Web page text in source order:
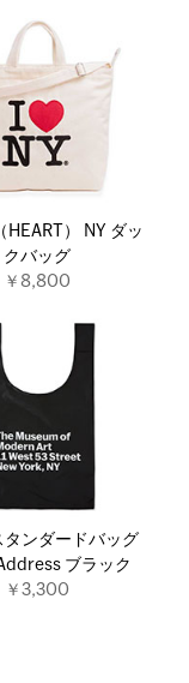
HEART） NY ダッ
クバッグ
￥8,800
タンダードバッグ
ブラック
￥3,300